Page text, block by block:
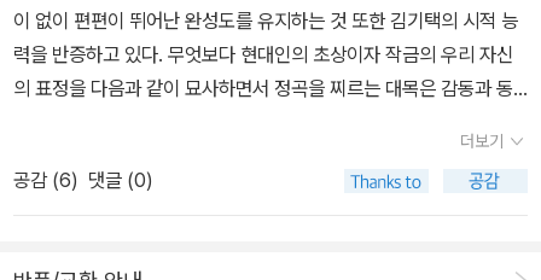
이 없이 편편이 뛰어난 완성도를 유지하는 것 또한 김기택의 시적 능
력을 반증하고 있다. 무엇보다 현대인의 초상이자 작금의 우리 자신
의 표정을 다음과 같이 묘사하면서 정곡을 찌르는 대목은 감동과 동
스트에 포함하지 않았단 것을 주문하면서 알았다. 그때 책 소개가 없
었던 지라, 나중에 덧붙인다고 해놓고 잊어먹은 모양이다. 나랑 친구
랑 나란히 관심을 보이며 되새기고 있는 시집, [태아의 잠] 문득 그리
더보기
공감 (6) 댓글 (0)